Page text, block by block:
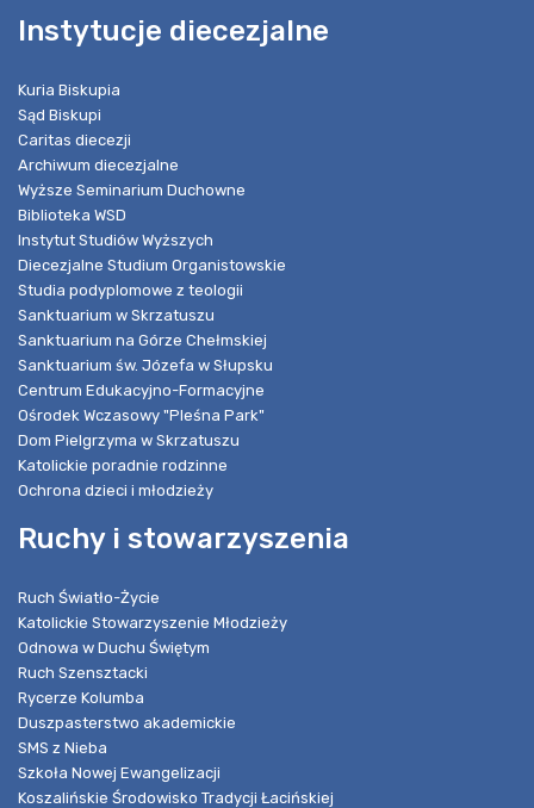
Instytucje diecezjalne
Kuria Biskupia
Sąd Biskupi
Caritas diecezji
Archiwum diecezjalne
Wyższe Seminarium Duchowne
Biblioteka WSD
Instytut Studiów Wyższych
Diecezjalne Studium Organistowskie
Studia podyplomowe z teologii
Sanktuarium w Skrzatuszu
Sanktuarium na Górze Chełmskiej
Sanktuarium św. Józefa w Słupsku
Centrum Edukacyjno-Formacyjne
Ośrodek Wczasowy "Pleśna Park"
Dom Pielgrzyma w Skrzatuszu
Katolickie poradnie rodzinne
Ochrona dzieci i młodzieży
Ruchy i stowarzyszenia
Ruch Światło-Życie
Katolickie Stowarzyszenie Młodzieży
Odnowa w Duchu Świętym
Ruch Szensztacki
Rycerze Kolumba
Duszpasterstwo akademickie
SMS z Nieba
Szkoła Nowej Ewangelizacji
Koszalińskie Środowisko Tradycji Łacińskiej